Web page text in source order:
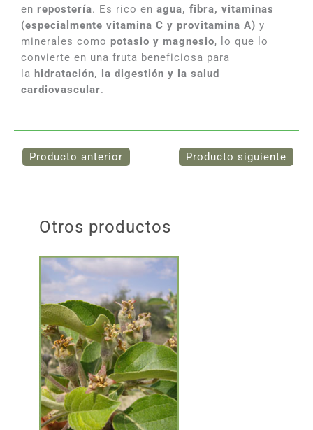
en repostería. Es rico en agua, fibra, vitaminas
(especialmente vitamina C y provitamina A) y
minerales como potasio y magnesio, lo que lo
convierte en una fruta beneficiosa para
la hidratación, la digestión y la salud
cardiovascular.
Otros productos